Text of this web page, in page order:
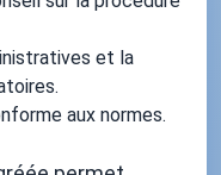
et la
aux normes.